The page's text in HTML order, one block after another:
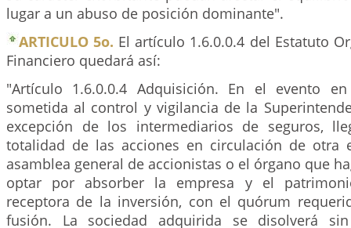
lugar a un abuso de posición dominante".
ARTICULO 5o. El artículo 1.6.0.0.4 del Estatuto
Financiero quedará así:
"Artículo 1.6.0.0.4 Adquisición. En el evento
sometida al control y vigilancia de la
excepción de los intermediarios de seguros,
totalidad de las acciones en circulación de otra
asamblea general de accionistas o el órgano que
optar por absorber la empresa y el
receptora de la inversión, con el quórum
fusión. La sociedad adquirida se disolverá